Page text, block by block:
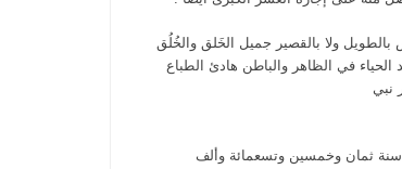
ولا بالقصير جميل الخَلق والخُلُق
في الظاهر والباطن هادئ الطباع
نبي
ثمان وخمسين وتسعمائة وألف